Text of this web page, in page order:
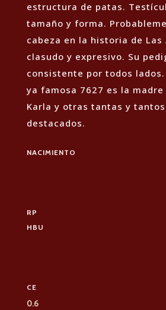
estructura de patas.
tamaño y forma.
cabeza en la historia de Las
clasudo y expresivo. Su
consistente por todos lados.
ya famosa 7627 es la madre
Karla y otras tantas y
destacados.
NACIMIENTO
RP
HBU
CE
0.6